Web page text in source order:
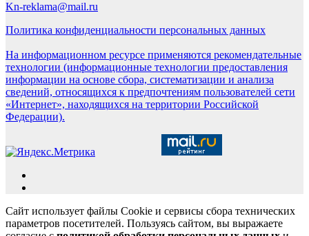
Kn-reklama@mail.ru
Политика конфиденциальности персональных данных
На информационном ресурсе применяются рекомендательные
технологии (информационные технологии предоставления
информации на основе сбора, систематизации и анализа
сведений, относящихся к предпочтениям пользователей сети
«Интернет», находящихся на территории Российской
Федерации).
Сайт использует файлы Cookie и сервисы сбора технических
параметров посетителей. Пользуясь сайтом, вы выражаете